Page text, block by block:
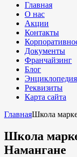
Главная
О нас
Акции
Контакты
Документы
Франчайзинг
Блог
Энциклопедия
Реквизиты
Карта сайта
ГлавнаяШкола
Школа
Намангане